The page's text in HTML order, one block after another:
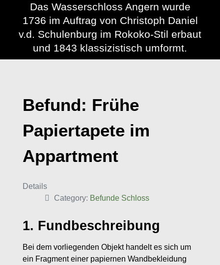
Das Wasserschloss Angern wurde
1736 im Auftrag von Christoph Daniel
v.d. Schulenburg im Rokoko-Stil erbaut
und 1843 klassizistisch umformt.
Befund: Frühe
Papiertapete im
Appartment
Details
Category: Befunde Schloss
1. Fundbeschreibung
Bei dem vorliegenden Objekt handelt es sich um
ein Fragment einer papiernen Wandbekleidung